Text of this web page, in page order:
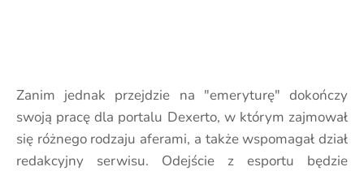
Zanim jednak przejdzie na "emeryturę" dokończy
swoją pracę dla portalu Dexerto, w którym zajmował
się różnego rodzaju aferami, a także wspomagał dział
redakcyjny serwisu. Odejście z esportu będzie